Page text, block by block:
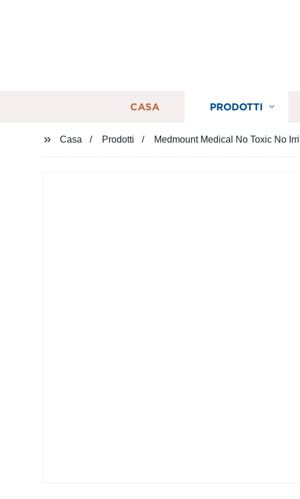
CASA PRODOTTI
Casa Prodotti Medmount Medical No Toxic No